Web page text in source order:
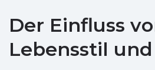
Der Einfluss
Lebensstil